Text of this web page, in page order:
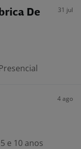
De
31 jul
4 ago
e 10 anos